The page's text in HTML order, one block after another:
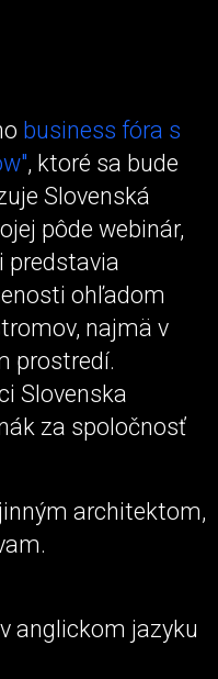
business fóra s
, ktoré sa bude
Slovenská
pôde webinár,
predstavia
ohľadom
najmä v
prostredí.
Slovenska
za spoločnosť
architektom,
anglickom jazyku